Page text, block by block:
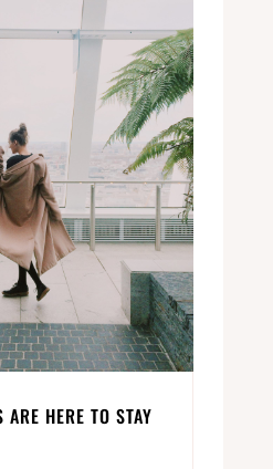
ARE HERE TO STAY